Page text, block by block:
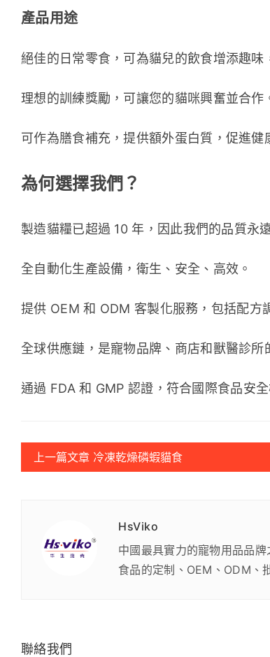
產品用途
絕佳的日常零食，可為貓兒的飲食增添趣味
理想的訓練獎勵，可讓您的貓咪興奮並合作
可作為膳食補充，提供額外蛋白質，促進健
為何選擇我們？
製造貓糧已超過 10 年，因此我們的品質永
全自動化生產設備，衛生、安全、高效。
提供 OEM 和 ODM 客製化服務，包括配方
全球供應鏈，是寵物品牌、商店和獸醫診所
通過 FDA 和 GMP 認證，符合國際食品安
上一篇文章 冷凍乾燥磷蝦貓食
HsViko
中國最具實力的寵物用品品
食品的定制、OEM、ODM、
聯絡我們